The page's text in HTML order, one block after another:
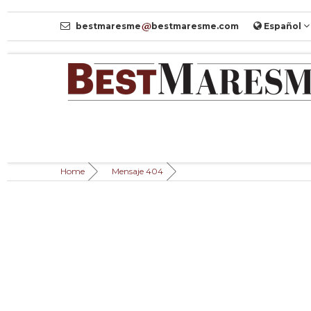
bestmaresme bestmaresme.com Español
Home Mensaje 404